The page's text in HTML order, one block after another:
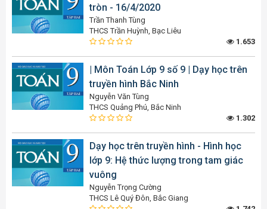
tròn - 16/4/2020
Trần Thanh Tùng
THCS Trần Huỳnh, Bạc Liêu
1.653
| Môn Toán Lớp 9 số 9 | Dạy học trên
truyền hình Bắc Ninh
Nguyễn Văn Tùng
THCS Quảng Phú, Bắc Ninh
1.302
Dạy học trên truyền hình - Hình học
lớp 9: Hệ thức lượng trong tam giác
vuông
Nguyễn Trọng Cường
THCS Lê Quý Đôn, Bắc Giang